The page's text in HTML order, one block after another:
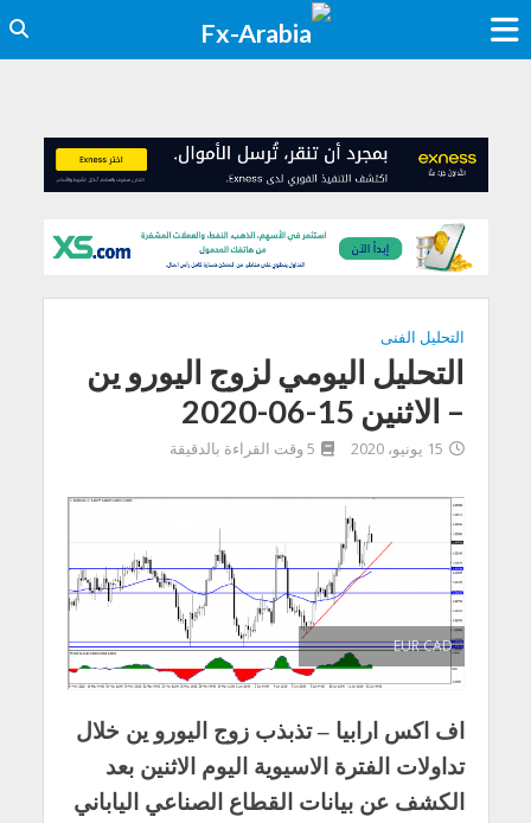
التحليل الفنى
التحليل اليومي لزوج اليورو ين
– الاثنين 15-06-2020
15 يونيو، 2020 5 وقت القراءة بالدقيقة
EUR CAD
اف اكس ارابيا – تذبذب زوج اليورو ين خلال
تداولات الفترة الاسيوية اليوم الاثنين بعد
الكشف عن بيانات القطاع الصناعي الياباني